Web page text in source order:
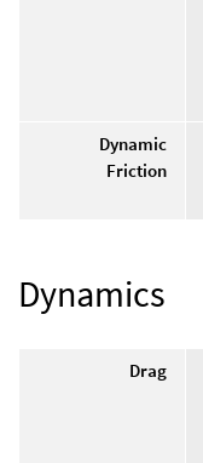
Dynamic
Friction
Dynamics
Drag